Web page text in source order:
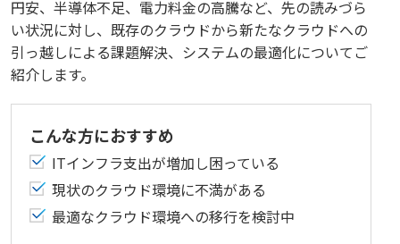
円安、半導体不足、電力料金の高騰など、先の読みづら
い状況に対し、既存のクラウドから新たなクラウドへの
引っ越しによる課題解決、システムの最適化についてご
紹介します。
こんな方におすすめ
ITインフラ支出が増加し困っている
現状のクラウド環境に不満がある
最適なクラウド環境への移行を検討中